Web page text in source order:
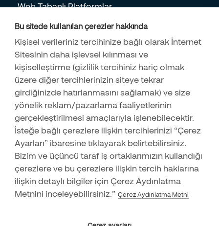
Kişisel Güvenliği Korumanın 9 Yolu
Hırsızlar Girdikleri Evlerde İlk Olarak Nerelere Bakarlar?
14.03.2022
Çocuklara Ev Güvenliği Hakkında Ne Öğretilmeli?
24.01.2022
Microsoft’tan COVID-19 Döneminde Güvende Kalma İpuçları
10.01.2022
İş Yeri Güvenlik Sisteminizin Etkinliğini Arttırmanız İçin En
Önemli 4 Neden
09.12.2021
Evinizi Riskli Hale Getiren Ev Güvenliği Hataları Nelerdir?
12.11.2021
Oda Bazında Ev Güvenlik İpuçları
Küresel Isınmayı Hep Birlikte Durdurabiliriz!
Web Tabanlı Platformlar
Online Mağaza
İş Başvuru Formu
İş Ortağı Başvuru Formu
Securitas Alarm Mobil
Destek Merkezi
444 83 73
Bu sitede kullanılan çerezler hakkında
Kişisel verileriniz tercihinize bağlı olarak İnternet
Sitesinin daha işlevsel kılınması ve
kişiselleştirme (gizlilik tercihiniz hariç olmak
üzere diğer tercihlerinizin siteye tekrar
girdiğinizde hatırlanmasını sağlamak) ve size
yönelik reklam/pazarlama faaliyetlerinin
gerçekleştirilmesi amaçlarıyla işlenebilecektir.
İsteğe bağlı çerezlere ilişkin tercihlerinizi “Çerez
Ayarları” ibaresine tıklayarak belirtebilirsiniz.
Bizim ve üçüncü taraf iş ortaklarımızın kullandığı
çerezlere ve bu çerezlere ilişkin tercih haklarına
ilişkin detaylı bilgiler için Çerez Aydınlatma
Metnini inceleyebilirsiniz.” Çerez Aydınlatma Metni